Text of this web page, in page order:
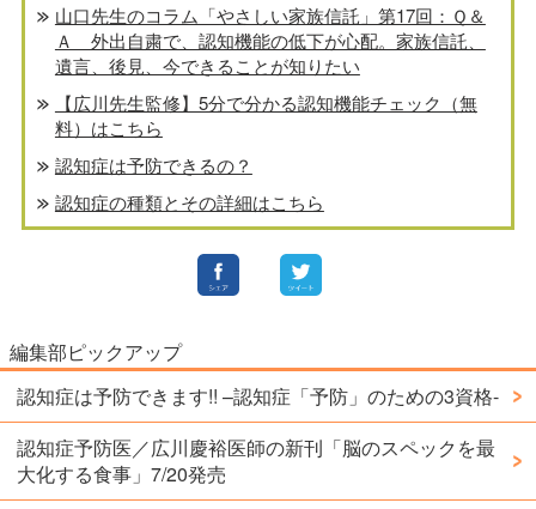
山口先生のコラム「やさしい家族信託」第17回：Ｑ＆
Ａ 外出自粛で、認知機能の低下が心配。家族信託、
遺言、後見、今できることが知りたい
【広川先生監修】5分で分かる認知機能チェック（無
料）はこちら
認知症は予防できるの？
認知症の種類とその詳細はこちら
編集部ピックアップ
認知症は予防できます!! –認知症「予防」のための3資格-
認知症予防医／広川慶裕医師の新刊「脳のスペックを最
大化する食事」7/20発売